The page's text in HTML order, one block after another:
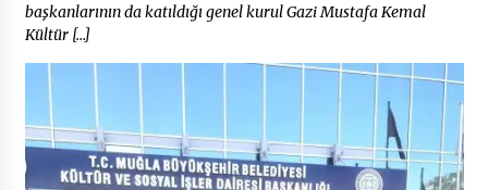
başkanlarının da katıldığı genel kurul Gazi Mustafa Kemal
Kültür […]